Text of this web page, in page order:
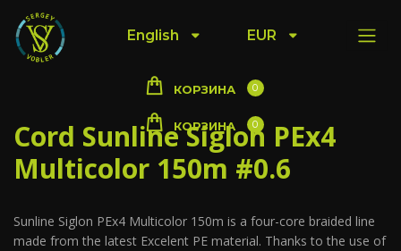
English EUR
КОРЗИНА 0
КОРЗИНА 0
Cord Sunline Siglon PEx4
Multicolor 150m #0.6
Sunline Siglon PEx4 Multicolor 150m is a four-core braided line
made from the latest Excelent PE material. Thanks to the use of